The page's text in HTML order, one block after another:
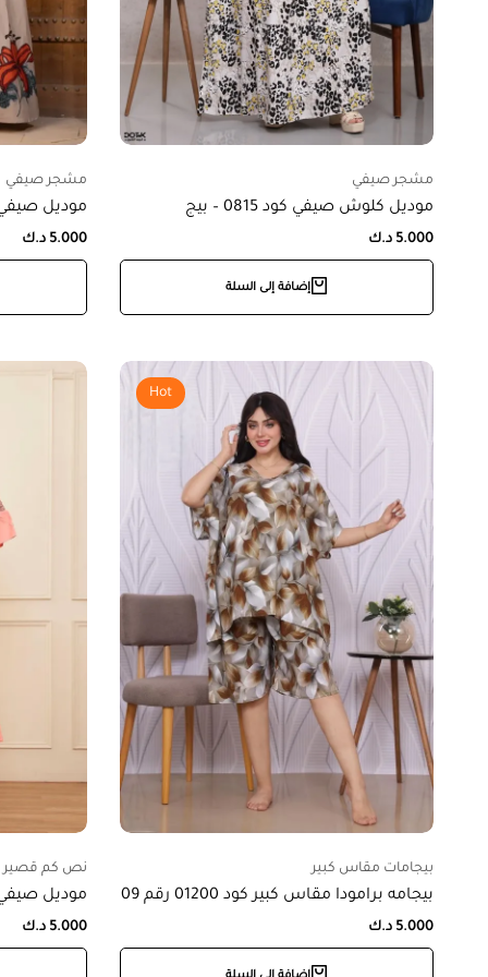
مشجر صيفي
موديل كلوش صيفي كود 0815 – بيج
5.000 د.ك
إضافة إلى السلة
مشجر صيفي
موديل صيفي كود 0839
5.000 د.ك
Hot
بيجامات مقاس كبير
بيجامه برامودا مقاس كبير كود 01200 رقم 09
5.000 د.ك
نص كم قصير
موديل صيفي كود
5.000 د.ك